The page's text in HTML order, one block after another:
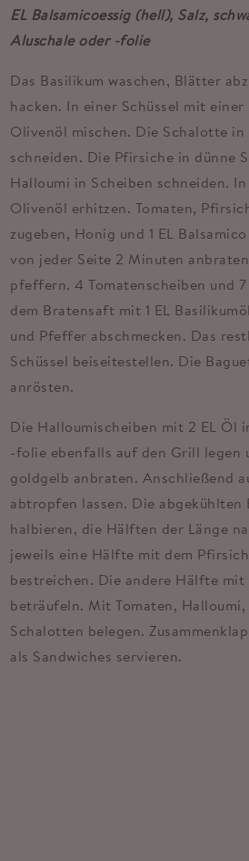
EL Balsamicoessig (hell), Salz,
Aluschale oder -folie
Das Basilikum waschen, Blätter
hacken. In einer Schüssel mit einer
Olivenöl mischen. Die Schalotte in
schneiden. Die Pfirsiche in dünne
Halloumi in Scheiben schneiden.
Olivenöl erhitzen. Tomaten,
zugeben, Honig und 1 EL
von jeder Seite 2 Minuten
pfeffern. 4 Tomatenscheiben und
dem Bratensaft mit 1 EL
und Pfeffer abschmecken. Das
Schüssel beiseitestellen. Die
anrösten.
Die Halloumischeiben mit 2 EL Öl
-folie ebenfalls auf den Grill legen
goldgelb anbraten. Anschließend
abtropfen lassen. Die abgekühlten
halbieren, die Hälften der Länge
jeweils eine Hälfte mit dem
bestreichen. Die andere Hälfte mit
beträufeln. Mit Tomaten, Halloumi,
Schalotten belegen.
als Sandwiches servieren.